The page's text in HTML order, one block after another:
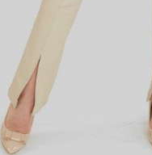
Нажмите чтобы увеличить